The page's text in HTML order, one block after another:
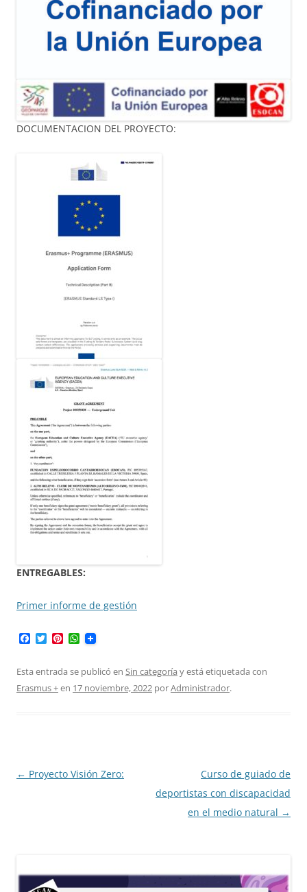
DOCUMENTACION DEL PROYECTO:
ENTREGABLES:
Primer informe de gestión
e
o
T
t
e
P
t
r
W
t
s
A
Esta entrada se publicó en Sin categoría y está etiquetada con
Erasmus +en 17 noviembre, 2022 porAdministrador.
Navegación
← Proyecto Visión Zero:
Curso de guiado de
deportistas con discapacidad
en el medio natural →